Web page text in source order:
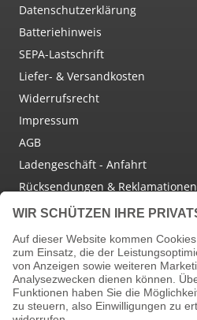
Datenschutzerklärung
Batteriehinweis
SEPA-Lastschrift
Liefer- & Versandkosten
Widerrufsrecht
Impressum
AGB
Ladengeschäft - Anfahrt
Rücksendungen & Reklamationen
Social Media
Facebook
Instagram